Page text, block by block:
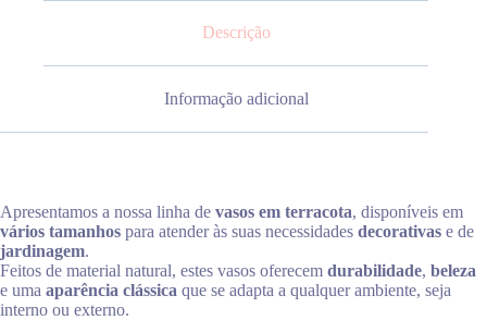
Descrição
Informação adicional
Apresentamos a nossa linha de vasos em terracota, disponíveis em
vários tamanhos para atender às suas necessidades decorativas e de
jardinagem.
Feitos de material natural, estes vasos oferecem durabilidade, beleza
e uma aparência clássica que se adapta a qualquer ambiente, seja
interno ou externo.